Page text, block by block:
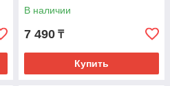
В наличии
7 490 ₸
Купить